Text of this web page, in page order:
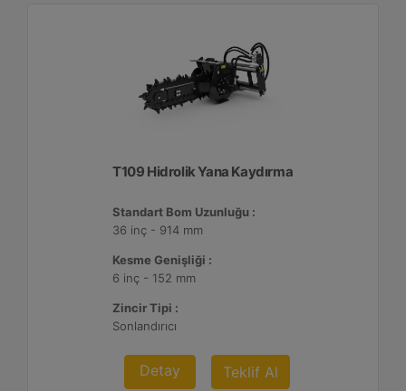
T109 Hidrolik Yana Kaydırma
Standart Bom Uzunluğu :
36 inç - 914 mm
Kesme Genişliği :
6 inç - 152 mm
Zincir Tipi :
Sonlandırıcı
Detay Teklif Al